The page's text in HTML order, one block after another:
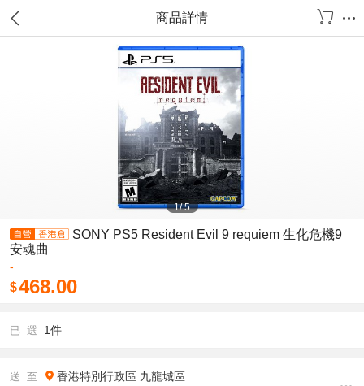
商品詳情
1/5
SONY PS5 Resident Evil 9 requiem 生化危機9
安魂曲
-
$468.00
已 選 1件
送 至 香港特別行政區 九龍城區